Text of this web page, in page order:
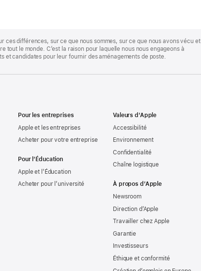
ces différences, sur ce que nous sommes, sur ce que nous avons vécu et
le monde. C’est la raison pour laquelle nous nous engageons à
et candidates pour leur fournir des aménagements de poste.
Pour les entreprises
Apple et les entreprises
Acheter pour votre entreprise
Pour l’Éducation
Apple et l’Éducation
Acheter pour l’université
Valeurs d’Apple
Accessibilité
Environnement
Confidentialité
Chaîne logistique
À propos d’Apple
Newsroom
Direction d’Apple
Travailler chez Apple
Garantie
Investisseurs
Éthique et conformité